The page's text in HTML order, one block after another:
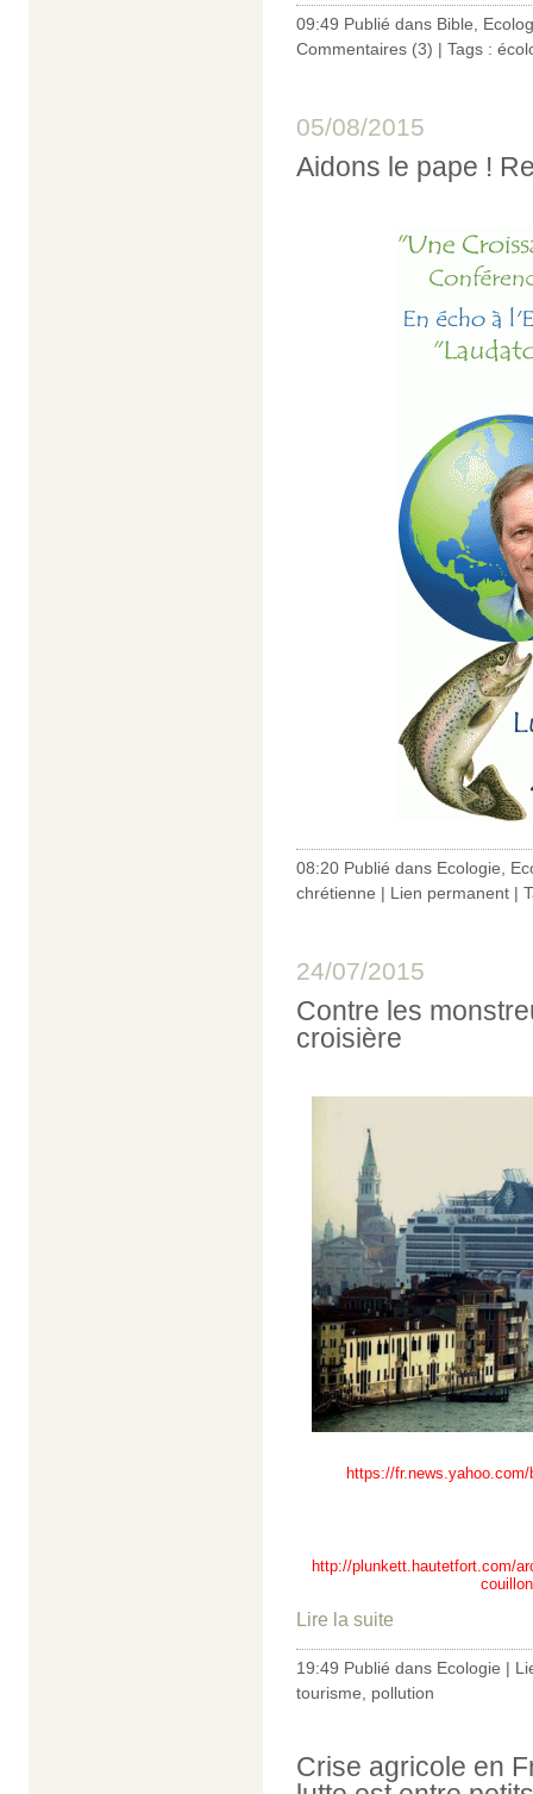
09:49 Publié dans Bible
Commentaires (3) | Tags :
05/08/2015
Aidons le pape !
08:20 Publié dans Ecologie
chrétienne | Lien permanent |
24/07/2015
Contre les
croisière
https://
http://plunkett.hautetfort.com/
Lire la suite
19:49 Publié dans Ecologie |
tourisme
pollution
Crise agricole en